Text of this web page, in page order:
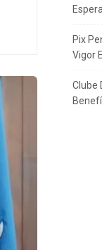
Espera
Pix
Vigor
Clube